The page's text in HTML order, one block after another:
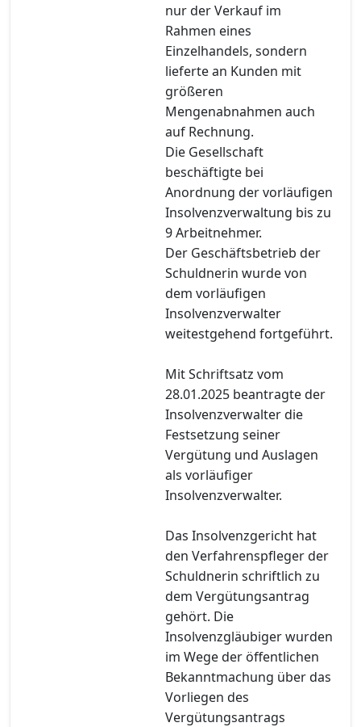
nur der Verkauf im
Rahmen eines
Einzelhandels, sondern
lieferte an Kunden mit
größeren
Mengenabnahmen auch
auf Rechnung.
Die Gesellschaft
beschäftigte bei
Anordnung der vorläufigen
Insolvenzverwaltung bis zu
9 Arbeitnehmer.
Der Geschäftsbetrieb der
Schuldnerin wurde von
dem vorläufigen
Insolvenzverwalter
weitestgehend fortgeführt.
Mit Schriftsatz vom
28.01.2025 beantragte der
Insolvenzverwalter die
Festsetzung seiner
Vergütung und Auslagen
als vorläufiger
Insolvenzverwalter.
Das Insolvenzgericht hat
den Verfahrenspfleger der
Schuldnerin schriftlich zu
dem Vergütungsantrag
gehört. Die
Insolvenzgläubiger wurden
im Wege der öffentlichen
Bekanntmachung über das
Vorliegen des
Vergütungsantrags